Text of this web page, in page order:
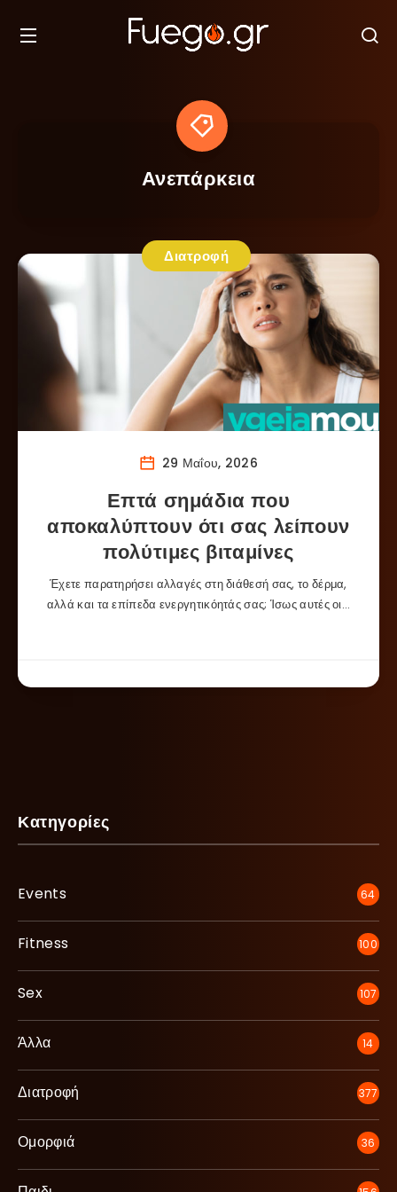
Ανεπάρκεια
Διατροφή
29 Μαΐου, 2026
Επτά σημάδια που
αποκαλύπτουν ότι σας λείπουν
πολύτιμες βιταμίνες
Έχετε παρατηρήσει αλλαγές στη διάθεσή σας, το δέρμα,
αλλά και τα επίπεδα ενεργητικόητάς σας; Ίσως αυτές οι…
Κατηγορίες
Events 64
Fitness 100
Sex 107
Άλλα 14
Διατροφή 377
Ομορφιά 36